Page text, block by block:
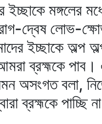
মঙ্গলের
রাগ-দ্বেষ লোভ-
ইচ্ছাকে অল্প
ব্রহ্মকে
অসংগত বলা,
ব্রহ্মকে